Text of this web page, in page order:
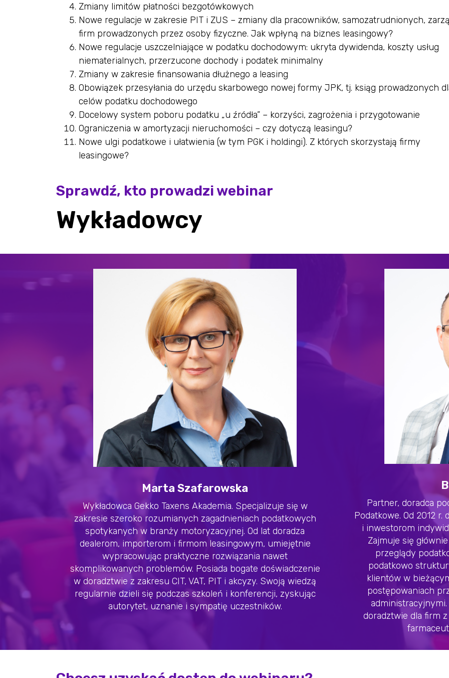
Zmiany limitów płatności bezgotówkowych
Nowe regulacje w zakresie PIT i ZUS – zmiany dla pracowników, samozatrudnionych,
firm prowadzonych przez osoby fizyczne. Jak wpłyną na biznes leasingowy?
Nowe regulacje uszczelniające w podatku dochodowym: ukryta dywidenda, koszty usług
niematerialnych, przerzucone dochody i podatek minimalny
Zmiany w zakresie finansowania dłużnego a leasing
Obowiązek przesyłania do urzędu skarbowego nowej formy JPK, tj. ksiąg prowadzonych
celów podatku dochodowego
Docelowy system poboru podatku „u źródła” – korzyści, zagrożenia i przygotowanie
Ograniczenia w amortyzacji nieruchomości – czy dotyczą leasingu?
Nowe ulgi podatkowe i ułatwienia (w tym PGK i holdingi). Z których skorzystają firmy
leasingowe?
Sprawdź, kto prowadzi webinar
Wykładowcy
Marta Szafarowska
Wykładowca Gekko Taxens Akademia. Specjalizuje się w
zakresie szeroko rozumianych zagadnieniach podatkowych
spotykanych w branży motoryzacyjnej. Od lat doradza
dealerom, importerom i firmom leasingowym, umiejętnie
wypracowując praktyczne rozwiązania nawet
skomplikowanych problemów. Posiada bogate doświadczenie
w doradztwie z zakresu CIT, VAT, PIT i akcyzy. Swoją wiedzą
regularnie dzieli się podczas szkoleń i konferencji, zyskując
autorytet, uznanie i sympatię uczestników.
Partner, doradca
Podatkowe. Od 2012
i inwestorom
Zajmuje się
przeglądy
podatkowo
klientów w
postępowaniach
doradztwie dla firm